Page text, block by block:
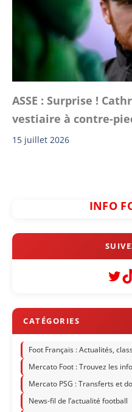
ASSE : Surprise !
vestiaire à contre-
15 juillet 2026
INFO
Foot Français : Actualités,
Mercato Foot : Trouvez les
Mercato PSG : Transferts et
News-fil de l’actualité football